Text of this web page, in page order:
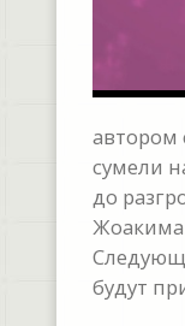
автором
сумели
до
будут